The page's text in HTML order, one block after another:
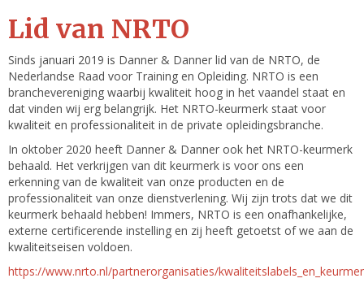
Lid van NRTO
Sinds januari 2019 is Danner & Danner lid van de NRTO, de
Nederlandse Raad voor Training en Opleiding. NRTO is een
branchevereniging waarbij kwaliteit hoog in het vaandel staat en
dat vinden wij erg belangrijk. Het NRTO-keurmerk staat voor
kwaliteit en professionaliteit in de private opleidingsbranche.
In oktober 2020 heeft Danner & Danner ook het NRTO-keurmerk
behaald. Het verkrijgen van dit keurmerk is voor ons een
erkenning van de kwaliteit van onze producten en de
professionaliteit van onze dienstverlening. Wij zijn trots dat we dit
keurmerk behaald hebben! Immers, NRTO is een onafhankelijke,
externe certificerende instelling en zij heeft getoetst of we aan de
kwaliteitseisen voldoen.
https://www.nrto.nl/partnerorganisaties/